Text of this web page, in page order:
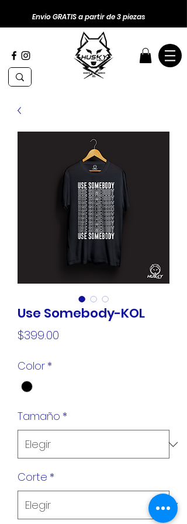
Envio GRATIS a partir de 3 piezas
Use Somebody-KOL
$399.00
Color *
Tamaño *
Corte *